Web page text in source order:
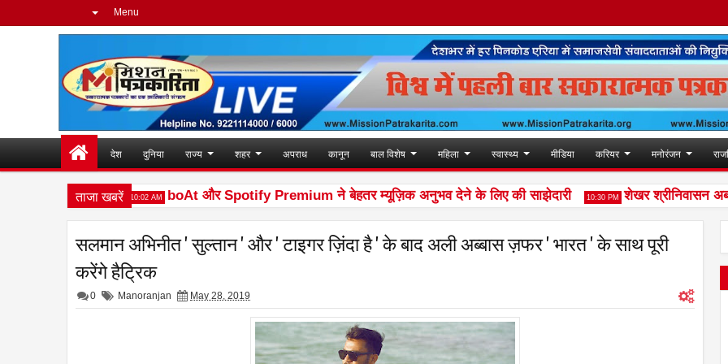
Menu
देश दुनिया राज्य शहर अपराध कानून बाल विशेष महिला स्वास्थ्य मीडिया करियर मनोरंजन
ताजा खबरें
लॉन्च किया 10:02 AM boAt और Spotify Premium ने बेहतर म्यूज़िक अनुभव देने के लिए की साझेदारी 10:30 PM शेखर श्रीनिवासन अब
सलमान अभिनीत ' सुल्तान ' और ' टाइगर ज़िंदा है ' के बाद अली अब्बास ज़फर ' भारत ' के साथ पूरी
करेंगे हैट्रिक
0 Manoranjan May 28, 2019